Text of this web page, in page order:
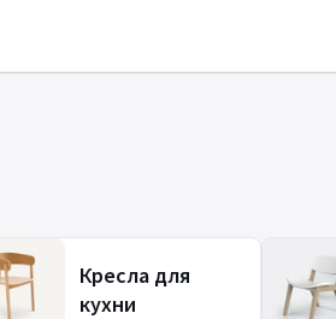
Кресла для
кухни